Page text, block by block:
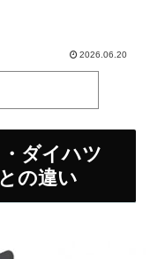
2026.06.20
ダイハツ
の違い